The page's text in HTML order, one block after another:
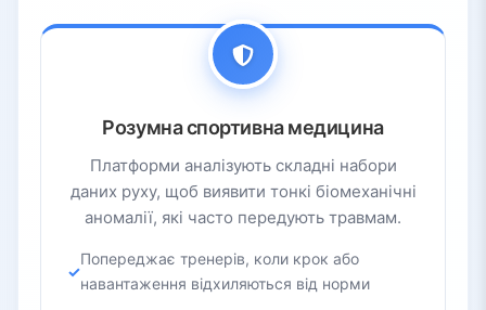
Розумна спортивна медицина
Платформи аналізують складні набори
даних руху, щоб виявити тонкі біомеханічні
аномалії, які часто передують травмам.
Попереджає тренерів, коли крок або
навантаження відхиляються від норми